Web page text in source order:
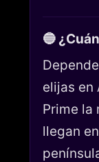
🔵
elijas en
Prime la
llegan